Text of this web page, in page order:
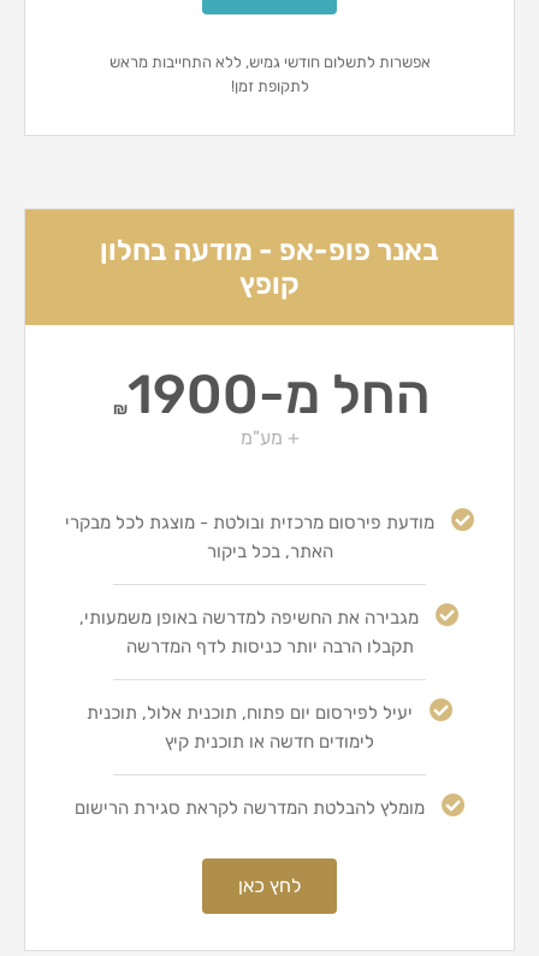
אפשרות לתשלום חודשי גמיש, ללא התחייבות מראש
לתקופת זמן!
באנר פופ-אפ - מודעה בחלון
קופץ
₪ החל מ-1900
+ מע"מ
מודעת פירסום מרכזית ובולטת - מוצגת לכל מבקרי
האתר, בכל ביקור
מגבירה את החשיפה למדרשה באופן משמעותי,
תקבלו הרבה יותר כניסות לדף המדרשה
יעיל לפירסום יום פתוח, תוכנית אלול, תוכנית
לימודים חדשה או תוכנית קיץ
מומלץ להבלטת המדרשה לקראת סגירת הרישום
לחץ כאן